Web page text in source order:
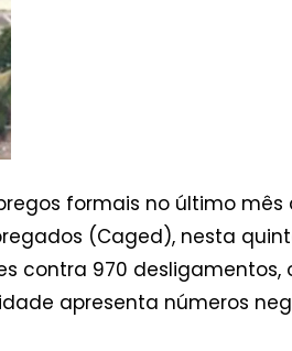
formais no último mês
(Caged), nesta
contra 970
apresenta números